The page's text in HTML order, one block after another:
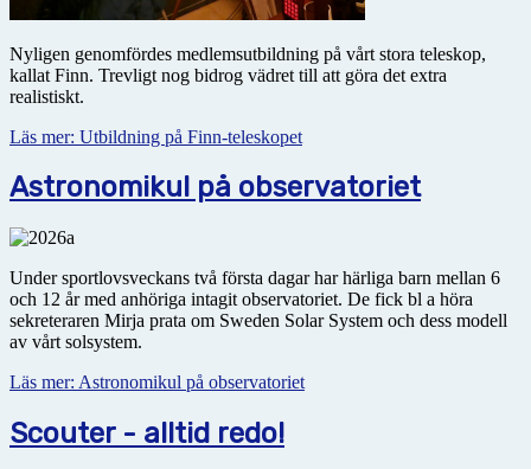
Nyligen genomfördes medlemsutbildning på vårt stora teleskop,
kallat Finn. Trevligt nog bidrog vädret till att göra det extra
realistiskt.
Läs mer: Utbildning på Finn-teleskopet
Astronomikul på observatoriet
Under sportlovsveckans två första dagar har härliga barn mellan 6
och 12 år med anhöriga intagit obser­vatoriet. De fick bl a höra
sekreteraren Mirja prata om Sweden Solar System och dess modell
av vårt solsystem.
Läs mer: Astronomikul på observatoriet
Scouter - alltid redo!